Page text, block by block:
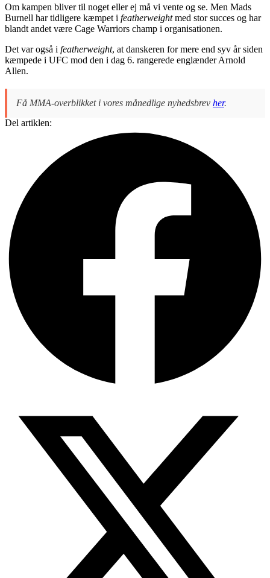
Om kampen bliver til noget eller ej må vi vente og se. Men Mads
Burnell har tidligere kæmpet i featherweightmed stor succes og har
blandt andet være Cage Warriors champ i organisationen.
Det var også i featherweight, at danskeren for mere end syv år siden
kæmpede i UFC mod den i dag 6. rangerede englænder Arnold
Allen.
Få MMA-overblikket i vores månedlige nyhedsbrev her.
Del artiklen: